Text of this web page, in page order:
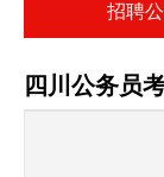
招聘
四川公务员